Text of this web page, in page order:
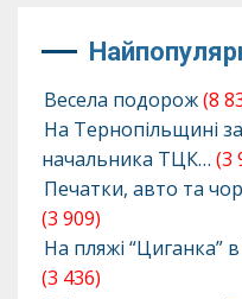
Весела подорож(8
На Тернопільщині
начальника ТЦК… (3
Печатки, авто та
(3 909)
На пляжі “Циганка”
(3 436)